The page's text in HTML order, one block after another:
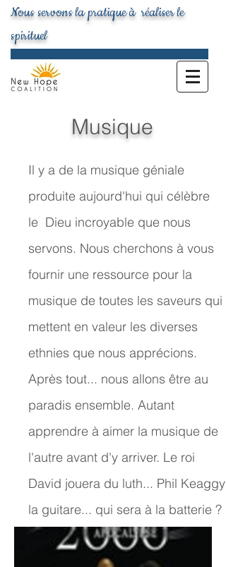
Nous servons la pratique à réaliser le
spirituel
Il y a de la musique géniale
produite aujourd'hui qui célèbre
le Dieu incroyable que nous
servons. Nous cherchons à vous
fournir une ressource pour la
musique de toutes les saveurs qui
mettent en valeur les diverses
ethnies que nous apprécions.
Après tout... nous allons être au
paradis ensemble. Autant
apprendre à aimer la musique de
l'autre avant d'y arriver. Le roi
David jouera du luth... Phil Keaggy
la guitare... qui sera à la batterie ?
Musique